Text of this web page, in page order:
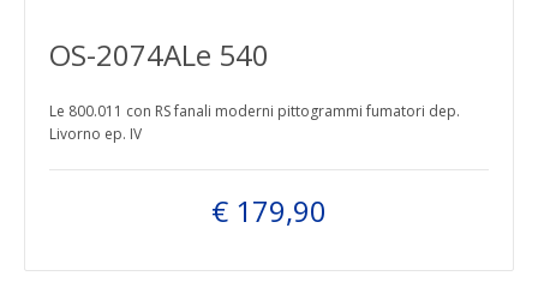
OS-2074ALe 540
Le 800.011 con RS fanali moderni pittogrammi fumatori dep.
Livorno ep. IV
€ 179,90